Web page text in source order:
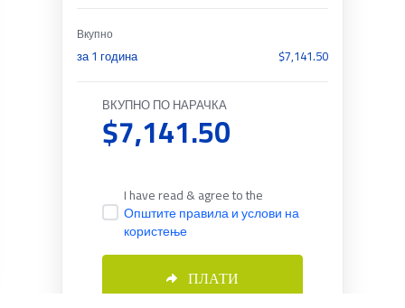
Вкупно
за 1 година $7,141.50
ВКУПНО ПО НАРАЧКА
$7,141.50
ПЛАТИ
I have read & agree to the
Општите правила и услови на
користење